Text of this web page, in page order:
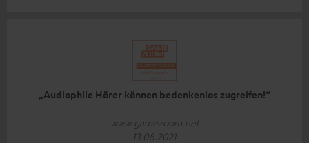
„Audiophile Hörer können bedenkenlos zugreifen!“
www.gamezoom.net
13.08.2021